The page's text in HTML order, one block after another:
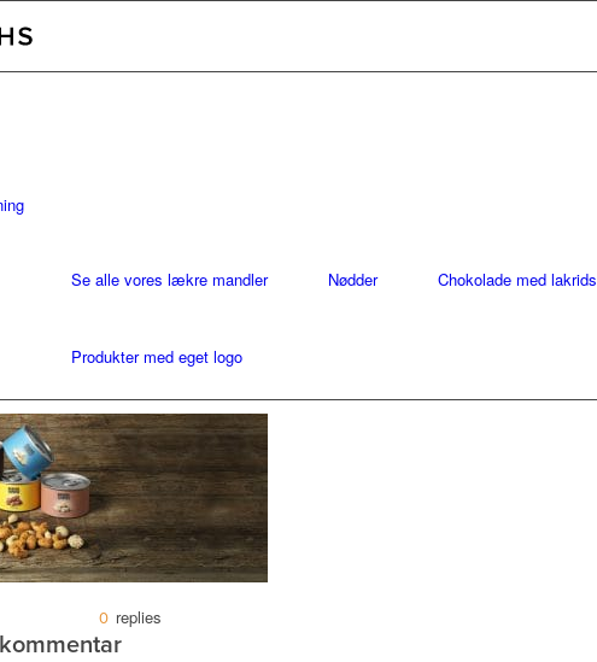
Se alle vores lækre mandler Nødder Chokolade med lakrids
Produkter med eget logo
0 replies